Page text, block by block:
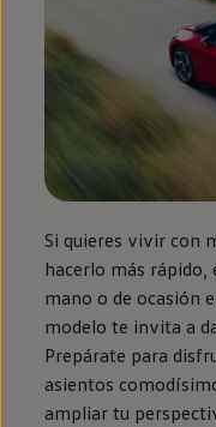
Si quieres vivir con
hacerlo más rápido,
mano o de ocasión
modelo te invita a
Prepárate para
asientos
ampliar tu